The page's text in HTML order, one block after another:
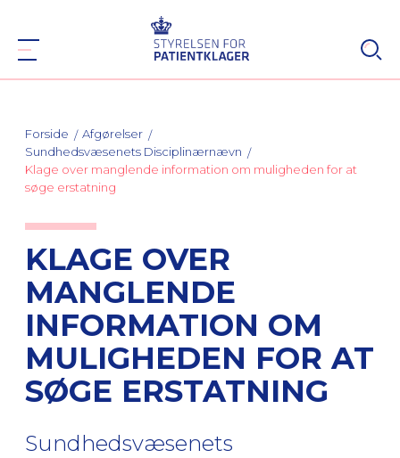
Forside
Afgørelser
Sundhedsvæsenets Disciplinærnævn
Klage over manglende information om muligheden for at
søge erstatning
KLAGE OVER
MANGLENDE
INFORMATION OM
MULIGHEDEN FOR AT
SØGE ERSTATNING
Sundhedsvæsenets